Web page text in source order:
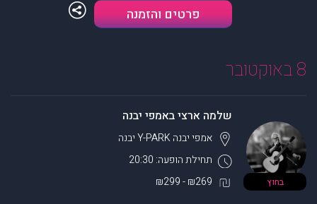
פרטים והזמנה
8 באוקטובר
בחוץ
שלמה ארצי באמפי יבנה
תחילת הופעה: 20:30
אמפי יבנה Y-PARK יבנה
₪269 - ₪299